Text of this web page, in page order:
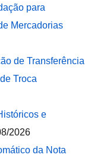
para
Mercadorias
de Transferência
Troca
e
2026
da Nota